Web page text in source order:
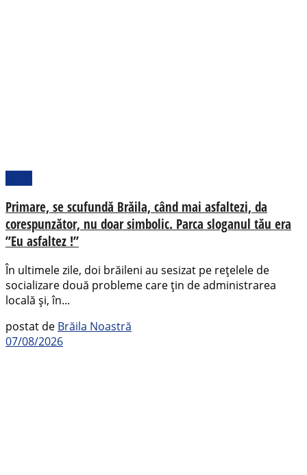
Primare, se scufundă Brăila, când mai asfaltezi, da
corespunzător, nu doar simbolic. Parca sloganul tău era
”Eu asfaltez !”
În ultimele zile, doi brăileni au sesizat pe rețelele de
socializare două probleme care țin de administrarea
locală și, în...
postat de Brăila Noastră
07/08/2026